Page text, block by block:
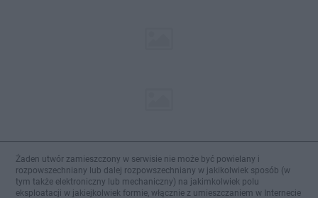
Żaden utwór zamieszczony w serwisie nie może być powielany i
rozpowszechniany lub dalej rozpowszechniany w jakikolwiek sposób (w
tym także elektroniczny lub mechaniczny) na jakimkolwiek polu
eksploatacji w jakiejkolwiek formie, włącznie z umieszczaniem w Internecie